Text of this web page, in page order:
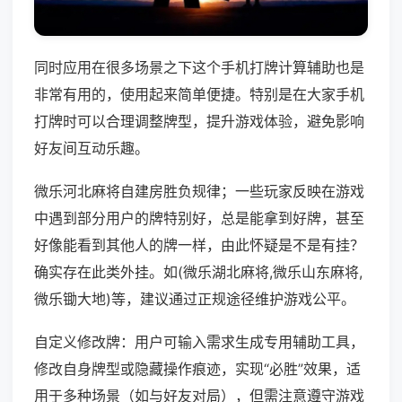
同时应用在很多场景之下这个手机打牌计算辅助也是
非常有用的，使用起来简单便捷。特别是在大家手机
打牌时可以合理调整牌型，提升游戏体验，避免影响
好友间互动乐趣。
微乐河北麻将自建房胜负规律；一些玩家反映在游戏
中遇到部分用户的牌特别好，总是能拿到好牌，甚至
好像能看到其他人的牌一样，由此怀疑是不是有挂？
确实存在此类外挂。如(微乐湖北麻将,微乐山东麻将,
微乐锄大地)等，建议通过正规途径维护游戏公平。
自定义修改牌：用户可输入需求生成专用辅助工具，
修改自身牌型或隐藏操作痕迹，实现“必胜”效果，适
用于多种场景（如与好友对局），但需注意遵守游戏